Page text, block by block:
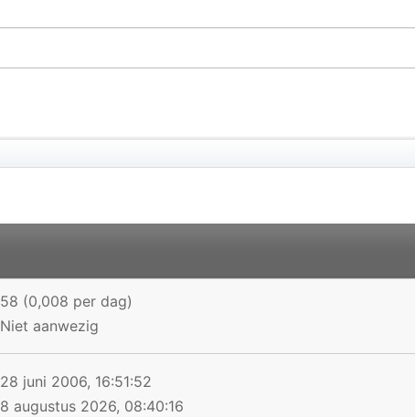
58 (0,008 per dag)
Niet aanwezig
28 juni 2006, 16:51:52
8 augustus 2026, 08:40:16